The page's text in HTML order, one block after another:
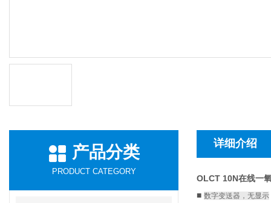
产品分类
PRODUCT CATEGORY
详细介绍
OLCT 10N在线一
■ 数字变送器，无显示